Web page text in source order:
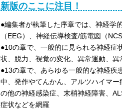
新版のここに注目！
●編集者が執筆した序章では、神経学
（EEG）、神経伝導検査/筋電図（
●10の章で、一般的に見られる神経症
状、脱力、視覚の変化、異常運動、
●13の章で、あらゆる一般的な神経疾
中、発作やてんかん、アルツハイマ
の他の神経感染症、末梢神経障害、
症状などを網羅